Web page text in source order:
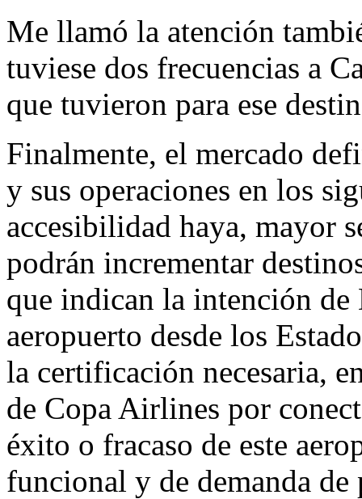
Me llamó la atención
tuviese dos frecuencias a
que tuvieron para ese
Finalmente, el mercado
y sus operaciones en los
accesibilidad haya, mayor
podrán incrementar
que indican la intención
aeropuerto desde los
la certificación necesaria,
de Copa Airlines por
éxito o fracaso de este
funcional y de demanda de